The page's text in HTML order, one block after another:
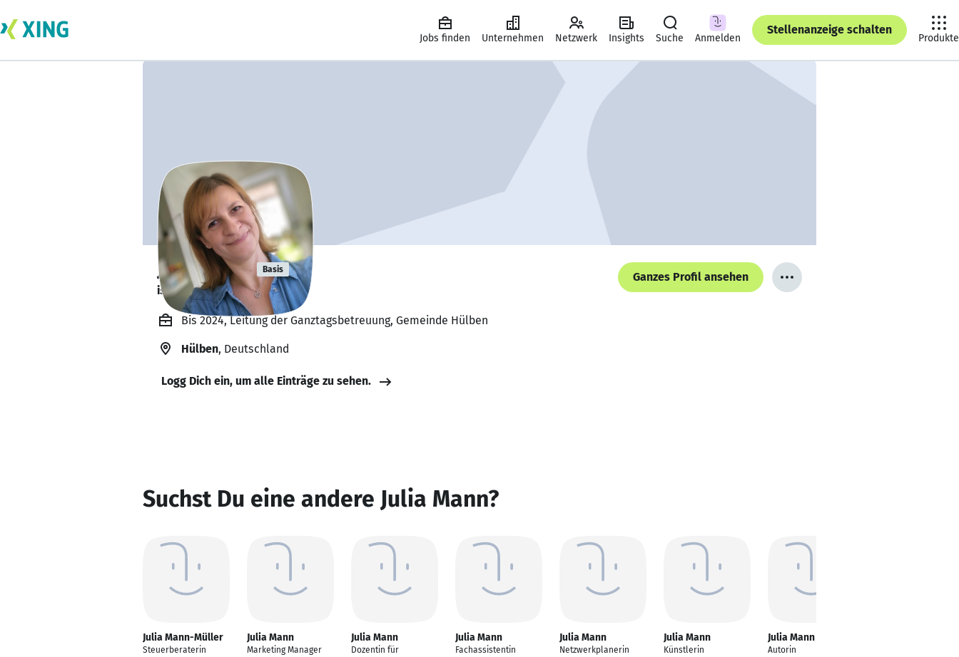
Jobs finden Unternehmen Netzwerk Insights Suche Anmelden
Stellenanzeige schalten
Produkte
Julia Mann Basis
ist offen für Projekte. 🔎
Ganzes Profil ansehen
Bis 2024, Leitung der Ganztagsbetreuung, Gemeinde Hülben
Hülben, Deutschland
Logg Dich ein, um alle Einträge zu sehen.
Suchst Du eine andere Julia Mann?
Julia Mann-Müller
Steuerberaterin
Julia Mann
Marketing Manager
Julia Mann
Dozentin für
Julia Mann
Fachassistentin
Julia Mann
Netzwerkplanerin
Julia Mann
Künstlerin
Julia Mann
Autorin